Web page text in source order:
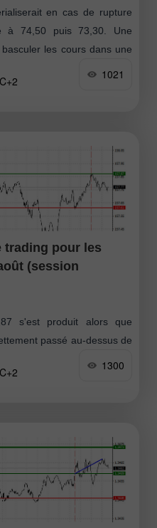
en cas de rupture
à 74,50 puis 73,30. Une
les cours dans une
1021
trading pour les
(session
s'est produit alors que
passé au-dessus de
le potentiel haussier
1300